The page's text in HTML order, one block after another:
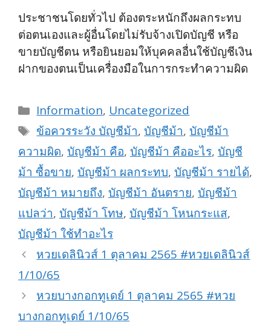
ประชาชนโดยทั่วไป ต้องตระหนักถึงผลกระทบ
ต่อตนเองและผู้อื่นโดยไม่รับจ้างเปิดบัญชี หรือ
ขายบัญชีตน หรือยินยอมให้บุคคลอื่นใช้บัญชีเงิน
ฝากของตนเป็นเครื่องมือในการกระทำความผิด
Categories
Information, Uncategorized
Tags
ข้อควรระวัง บัญชีม้า,บัญชีม้า,บัญชีม้า
ความผิด, บัญชีม้า คือ, บัญชีม้า คืออะไร, บัญชี
ม้า ซื้อขาย, บัญชีม้า ผลกระทบ, บัญชีม้า รายได้,
บัญชีม้า หมายถึง, บัญชีม้า อันตราย, บัญชีม้า
แปลว่า, บัญชีม้า โทษ, บัญชีม้า โหนกระแส,
บัญชีม้า ใช้ทำอะไร
หวยเดลินิวส์ 1 ตุลาคม 2565 #หวยเดลินิวส์
1/10/65
หวยบางกอกทูเดย์ 1 ตุลาคม 2565 #หวย
บางกอกทูเดย์ 1/10/65